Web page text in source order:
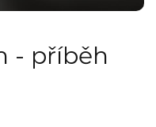
- příběh